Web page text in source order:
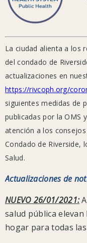
La ciudad alienta a los
del condado de
actualizaciones en
https://rivcoph.org/
siguientes medidas de
publicadas por la OMS
atención a los
Condado de Riverside,
Salud.
Actualizaciones de
NUEVO 26/01/2021:
salud pública
hogar para todas
el"
a
nivel
mundial
y
dentro
de
locales.
La
Ciudad
alienta